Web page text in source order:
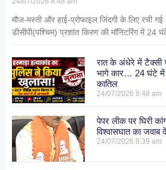
मौज-मस्ती और हाई-प्रोफाइल जिंदगी के लिए रची
डीसीपी(पश्चिम) प्रशांत किरण की मॉनिटरिंग में 24
रात के अंधेरे में
भागे कार… 24 घंटे में
कातिल
24/07/20268:48 am
पेपर लीक पर घिरी
विश्वासघात का
24/07/20268:39 am